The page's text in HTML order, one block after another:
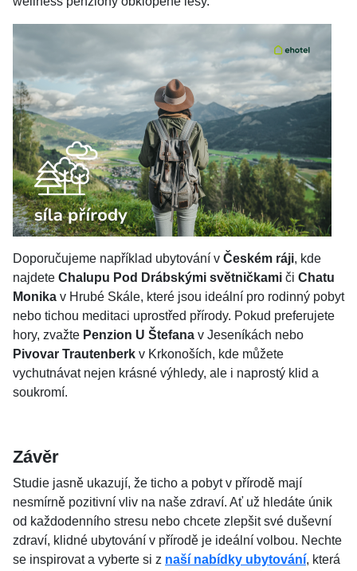
Doporučujeme například ubytování v Českém ráji, kde
najdete Chalupu Pod Drábskými světničkami či Chatu
Monika v Hrubé Skále, které jsou ideální pro rodinný pobyt
nebo tichou meditaci uprostřed přírody. Pokud preferujete
hory, zvažte Penzion U Štefana v Jeseníkách nebo
Pivovar Trautenberk v Krkonoších, kde můžete
vychutnávat nejen krásné výhledy, ale i naprostý klid a
soukromí.
Závěr
Studie jasně ukazují, že ticho a pobyt v přírodě mají
nesmírně pozitivní vliv na naše zdraví. Ať už hledáte únik
od každodenního stresu nebo chcete zlepšit své duševní
zdraví, klidné ubytování v přírodě je ideální volbou. Nechte
se inspirovat a vyberte si z naší nabídky ubytování, která